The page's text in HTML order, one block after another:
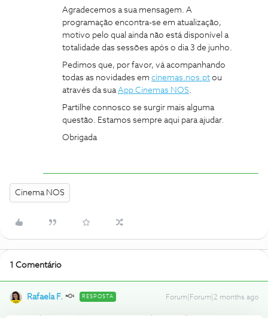
Agradecemos a sua mensagem. A
programação encontra-se em atualização,
motivo pelo qual ainda não está disponível a
totalidade das sessões após o dia 3 de junho.
Pedimos que, por favor, vá acompanhando
todas as novidades em cinemas.nos.pt ou
através da suaApp Cinemas NOS.
Partilhe connosco se surgir mais alguma
questão. Estamos sempre aqui para ajudar.
Obrigada
Cinema NOS
1 Comentário
Rafaela F. RESPOSTA Forum|Forum|2 months ago